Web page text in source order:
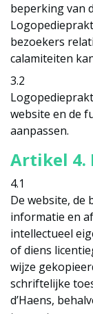
beperking van
bezoekers
calamiteiten
3.2
website en de
aanpassen.
Artikel 4.
4.1
De website, de
informatie en
intellectueel
of diens
wijze
schriftelijke
d’Haens,